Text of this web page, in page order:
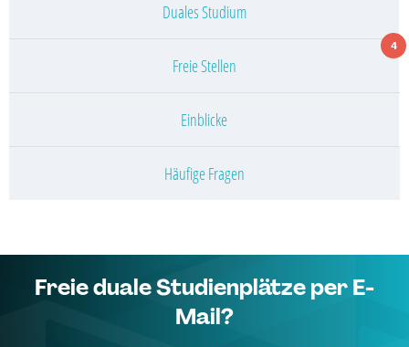
Duales Studium
4
Freie Stellen
Einblicke
Häufige Fragen
Freie duale Studienplätze per E-
Mail?